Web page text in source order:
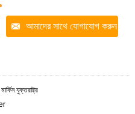
আমাদের সাথে যোগাযোগ করুন
যুক্তরাষ্ট্র